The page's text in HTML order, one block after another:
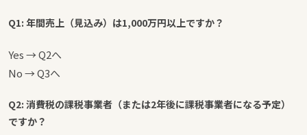
Q1: 年間売上（見込み）は1,000万円以上ですか？
Yes → Q2へ
No → Q3へ
Q2: 消費税の課税事業者（または2年後に課税事業者になる予定）
ですか？